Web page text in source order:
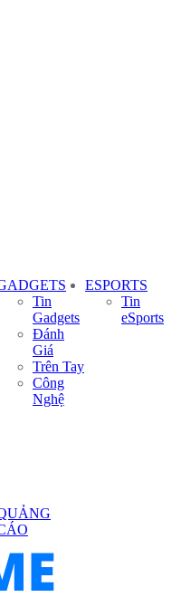
Tin
Gadgets
Đánh
Giá
Trên Tay
Công
Nghệ
ESPORTS
Tin
eSports